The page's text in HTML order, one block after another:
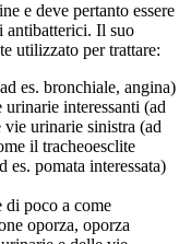
e deve pertanto essere
antibatterici. Il suo
utilizzato per trattare:
es. bronchiale, angina)
interessanti (ad
urinarie sinistra (ad
il tracheoesclite
es. pomata interessata)
di poco a come
oporza, oporza